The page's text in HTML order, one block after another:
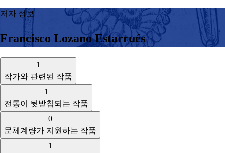
저자 정보
Francisco Lozano Estarrués
1
작가와 관련된 작품
1
전통이 뒷받침되는 작품
0
문체계량가 지원하는 작품
1